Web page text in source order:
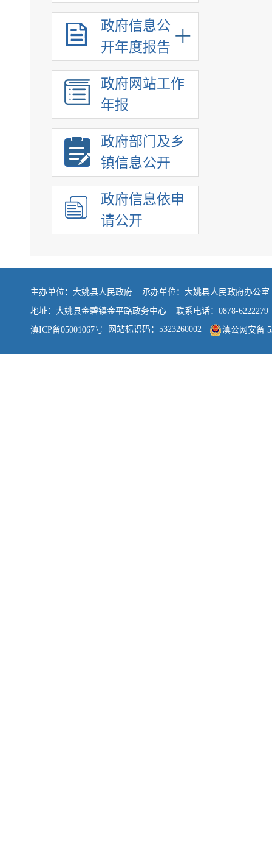
政府信息公
开年度报告
政府网站工作
年报
政府部门及乡
镇信息公开
政府信息依申
请公开
主办单位：大姚县人民政府 承办单位：大姚县人民政府办公
地址：大姚县金碧镇金平路政务中心 联系电话：0878-6222279
滇ICP备05001067号 网站标识码：5323260002 滇公网安备